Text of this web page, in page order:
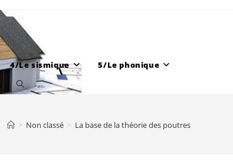
4/Le sismique
5/Le phonique
Toggle
search
> Non classé > La base de la théorie des poutres